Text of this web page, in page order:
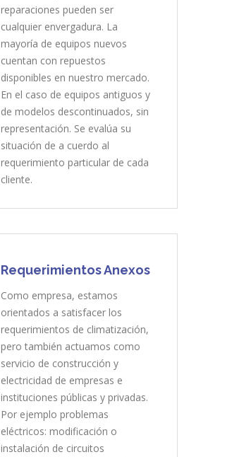
reparaciones pueden ser
cualquier envergadura. La
mayoría de equipos nuevos
cuentan con repuestos
disponibles en nuestro mercado.
En el caso de equipos antiguos y
de modelos descontinuados, sin
representación. Se evalúa su
situación de a cuerdo al
requerimiento particular de cada
cliente.
Requerimientos Anexos
Como empresa, estamos
orientados a satisfacer los
requerimientos de climatización,
pero también actuamos como
servicio de construcción y
electricidad de empresas e
instituciones públicas y privadas.
Por ejemplo problemas
eléctricos: modificación o
instalación de circuitos